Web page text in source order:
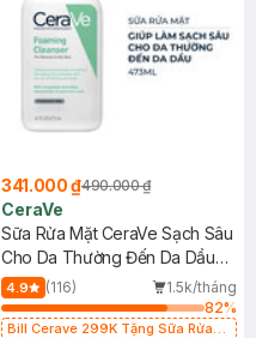
341.000 ₫490.000 ₫
CeraVe
Sữa Rửa Mặt CeraVe Sạch Sâu
Cho Da Thường Đến Da Dầu
473ml
4.9 (116)
1.5k/tháng
82%
Bill Cerave 299K Tặng Sữa Rửa